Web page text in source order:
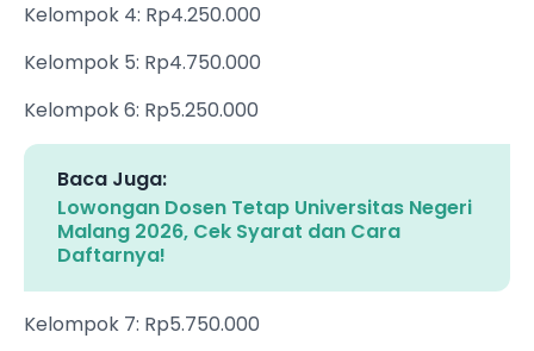
Kelompok 4: Rp4.250.000
Kelompok 5: Rp4.750.000
Kelompok 6: Rp5.250.000
Baca Juga:
Lowongan Dosen Tetap Universitas Negeri
Malang 2026, Cek Syarat dan Cara
Daftarnya!
Kelompok 7: Rp5.750.000